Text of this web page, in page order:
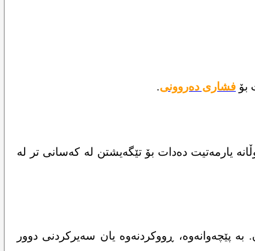
بۆ فشاری دەروونی.
یارمەتیت دەدات بۆ تێگەیشتن لە کەسانی تر لە
پێچەوانەوە، ڕووکردنەوە یان سەیرکردنی دوور